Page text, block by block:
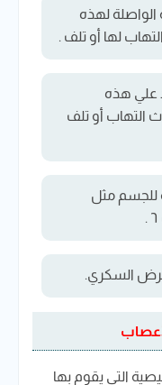
لهذه
لها أو تلف .
علي هذه
التهاب أو تلف
للجسم مثل
السكري.
التي يقوم بها